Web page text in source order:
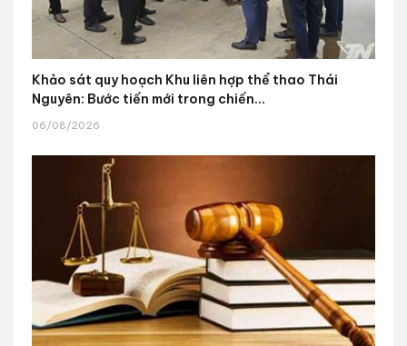
Khảo sát quy hoạch Khu liên hợp thể thao Thái
Nguyên: Bước tiến mới trong chiến...
06/08/2026